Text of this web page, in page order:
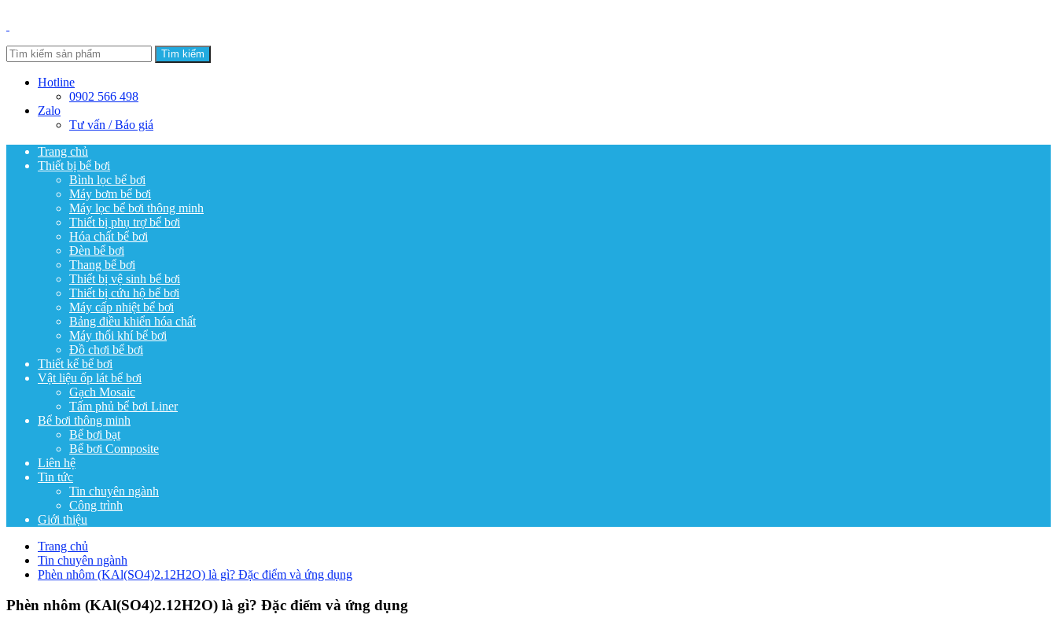
Tìm kiếm
Hotline
0902 566 498
Zalo
Tư vấn / Báo giá
Trang chủ
Thiết bị bể bơi
Bình lọc bể bơi
Máy bơm bể bơi
Máy lọc bể bơi thông minh
Thiết bị phụ trợ bể bơi
Hóa chất bể bơi
Đèn bể bơi
Thang bể bơi
Thiết bị vệ sinh bể bơi
Thiết bị cứu hộ bể bơi
Máy cấp nhiệt bể bơi
Bảng điều khiển hóa chất
Máy thổi khí bể bơi
Đồ chơi bể bơi
Thiết kế bể bơi
Vật liệu ốp lát bể bơi
Gạch Mosaic
Tấm phủ bể bơi Liner
Bể bơi thông minh
Bể bơi bạt
Bể bơi Composite
Liên hệ
Tin tức
Tin chuyên ngành
Công trình
Giới thiệu
Trang chủ
Tin chuyên ngành
Phèn nhôm (KAl(SO4)2.12H2O) là gì? Đặc điểm và ứng dụng
Phèn nhôm (KAl(SO4)2.12H2O) là gì? Đặc điểm và ứng dụng